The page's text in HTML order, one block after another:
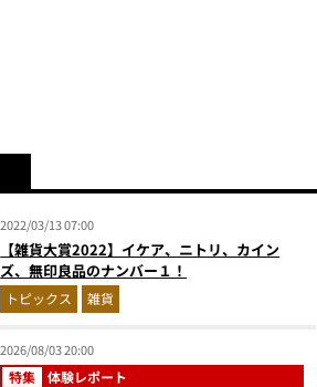
2022/03/13 07:00
【雑貨大賞2022】イケア、ニトリ、カイン
ズ、無印良品のナンバー１！
トピックス 雑貨
2026/08/03 20:00
特集 体験レポート